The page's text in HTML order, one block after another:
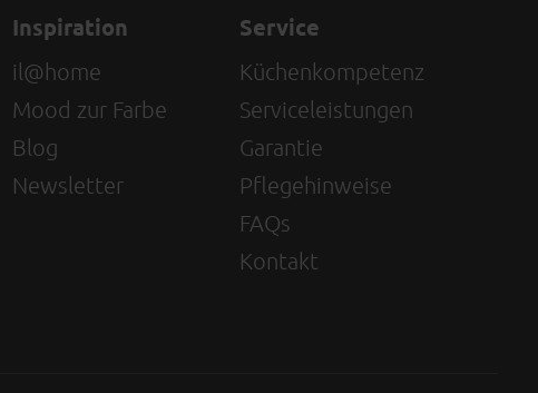
Inspiration
il@home
Mood zur Farbe
Blog
Newsletter
Service
Küchenkompetenz
Serviceleistungen
Garantie
Pflegehinweise
FAQs
Kontakt